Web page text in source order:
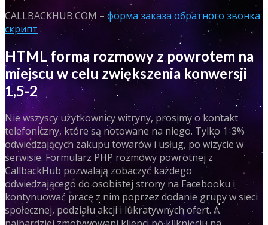
CALLBACKHUB.COM – форма заказа обратного звонка
скрипт .
HTML forma rozmowy z powrotem na
miejscu w celu zwiększenia konwersji
1,5-2
Nie wszyscy użytkownicy witryny, prosimy o kontakt
telefoniczny, które są notowane na niego. Tylko 1-3%
odwiedzających zakupu towarów i usług, po wizycie w
serwisie. Formularz PHP rozmowy powrotnej z
CallbackHub pozwalają zobaczyć każdego
odwiedzającego do osobistej strony na Facebooku i
kontynuować pracę z nim poprzez dodanie grupy w sieci
społecznej, podziału akcji i lukratywnych ofert. A